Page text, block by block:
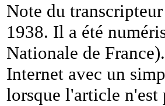
Note du
1938. Il a été
Nationale de
Internet avec un
lorsque l'article n'est